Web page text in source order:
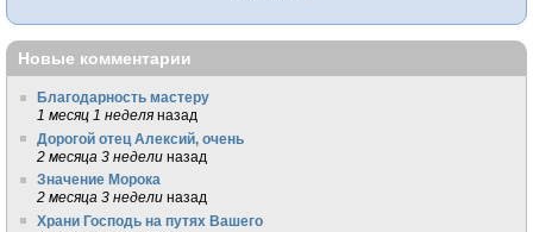
Новые комментарии
Благодарность мастеру
1 месяц 1 неделя назад
Дорогой отец Алексий, очень
2 месяца 3 недели назад
Значение Морока
2 месяца 3 недели назад
Храни Господь на путях Вашего